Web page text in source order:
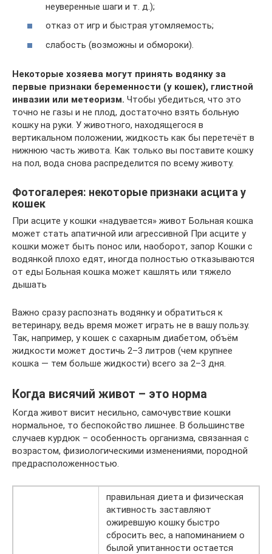
неуверенные шаги и т. д.);
отказ от игр и быстрая утомляемость;
слабость (возможны и обмороки).
Некоторые хозяева могут принять водянку за
первые признаки беременности (у кошек), глистной
инвазии или метеоризм. Чтобы убедиться, что это
точно не газы и не плод, достаточно взять больную
кошку на руки. У животного, находящегося в
вертикальном положении, жидкость как бы перетечёт в
нижнюю часть живота. Как только вы поставите кошку
на пол, вода снова распределится по всему животу.
Фотогалерея: некоторые признаки асцита у
кошек
При асците у кошки «надувается» живот Больная кошка
может стать апатичной или агрессивной При асците у
кошки может быть понос или, наоборот, запор Кошки с
водянкой плохо едят, иногда полностью отказываются
от еды Больная кошка может кашлять или тяжело
дышать
Важно сразу распознать водянку и обратиться к
ветеринару, ведь время может играть не в вашу пользу.
Так, например, у кошек с сахарным диабетом, объём
жидкости может достичь 2–3 литров (чем крупнее
кошка — тем больше жидкости) всего за 2–3 дня.
Когда висячий живот – это норма
Когда живот висит несильно, самочувствие кошки
нормальное, то беспокойство лишнее. В большинстве
случаев курдюк – особенность организма, связанная с
возрастом, физиологическими изменениями, породной
предрасположенностью.
правильная диета и физическая
активность заставляют
ожиревшую кошку быстро
сбросить вес, а напоминанием о
былой упитанности остается